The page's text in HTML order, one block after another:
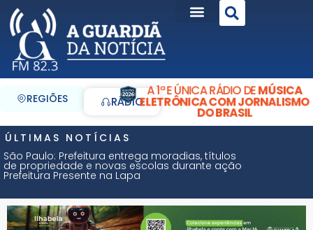
REGIÕES RÁDIO
A 1ª E ÚNICA RÁDIO DEMÚSICA
ELETRÔNICA COM JORNALISMO
DO BRASIL
ÚLTIMAS NOTÍCIAS
São Paulo: Prefeitura entrega moradias, títulos
de propriedade e novas escolas durante ação
Prefeitura Presente na Lapa